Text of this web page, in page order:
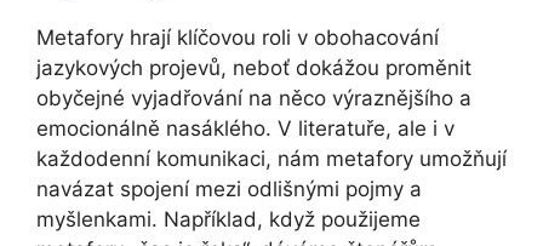
Metafory hrají klíčovou roli v obohacování
jazykových projevů, neboť dokážou proměnit
obyčejné vyjadřování na něco výraznějšího a
emocionálně nasáklého. V literatuře, ale i v
každodenní komunikaci, nám metafory umožňují
navázat spojení mezi odlišnými pojmy a
myšlenkami. Například, když použijeme